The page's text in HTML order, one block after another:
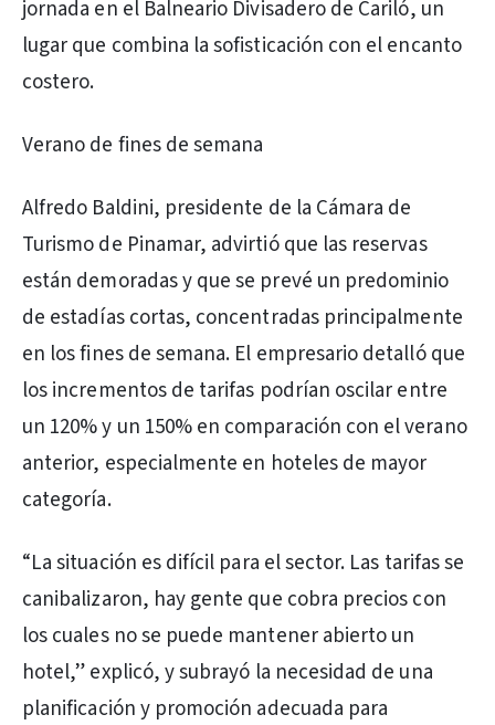
jornada en el Balneario Divisadero de Cariló, un
lugar que combina la sofisticación con el encanto
costero.
Verano de fines de semana
Alfredo Baldini, presidente de la Cámara de
Turismo de Pinamar, advirtió que las reservas
están demoradas y que se prevé un predominio
de estadías cortas, concentradas principalmente
en los fines de semana. El empresario detalló que
los incrementos de tarifas podrían oscilar entre
un 120% y un 150% en comparación con el verano
anterior, especialmente en hoteles de mayor
categoría.
“La situación es difícil para el sector. Las tarifas se
canibalizaron, hay gente que cobra precios con
los cuales no se puede mantener abierto un
hotel,” explicó, y subrayó la necesidad de una
planificación y promoción adecuada para